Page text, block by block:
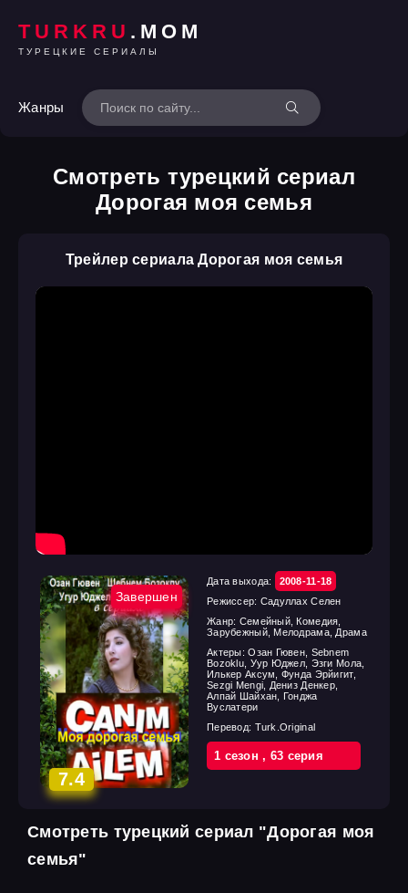
TURKRU .MOM
ТУРЕЦКИЕ СЕРИАЛЫ
Жанры
Смотреть турецкий сериал
Дорогая моя семья
Трейлер сериала Дорогая моя семья
Завершен
7.4
Дата выхода:
2008-11-18
Режиссер: Садуллах Селен
Жанр: Семейный, Комедия,
Зарубежный, Мелодрама, Драма
Актеры:Озан Гювен, Sebnem
Bozoklu, Уур Юджел, Эзги Мола,
Илькер Аксум, Фунда Эрйигит,
Sezgi Mengi, Дениз Денкер,
Алпай Шайхан, Гонджа
Вуслатери
Перевод: Turk.Original
1 cезон, 63 cерия
Смотреть турецкий сериал "Дорогая моя
семья"